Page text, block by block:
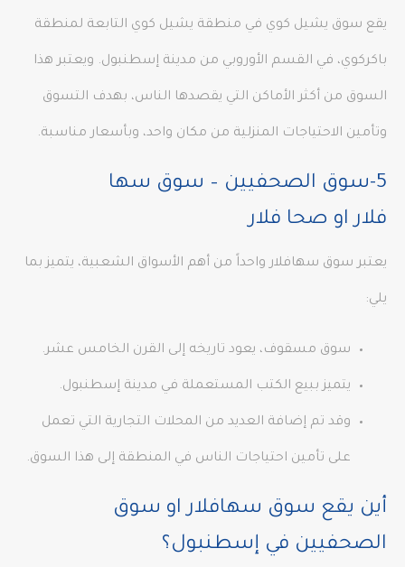
يقع سوق يشيل كوي في منطقة يشيل كوي التابعة لمنطقة
باكركوي، في القسم الأوروبي من مدينة إسطنبول. ويعتبر هذا
السوق من أكثر الأماكن التي يقصدها الناس، بهدف التسوق
وتأمين الاحتياجات المنزلية من مكان واحد، وبأسعار مناسبة.
5-سوق الصحفيين – سوق سها
فلار او صحا فلار
يعتبر سوق سهافلار واحداً من أهم الأسواق الشعبية، يتميز بما
يلي:
سوق مسقوف، يعود تاريخه إلى القرن الخامس عشر.
يتميز ببيع الكتب المستعملة في مدينة إسطنبول.
وقد تم إضافة العديد من المحلات التجارية التي تعمل
على تأمين احتياجات الناس في المنطقة إلى هذا السوق.
أين يقع سوق سهافلار او سوق
الصحفيين في إسطنبول؟